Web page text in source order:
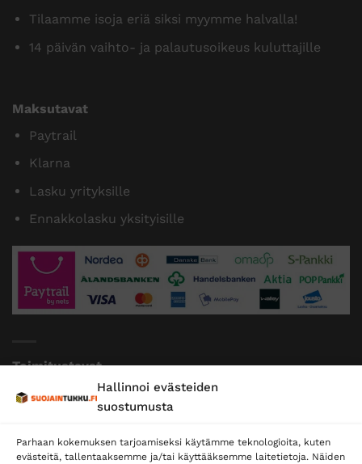
Hallinnoi evästeiden
suostumusta
Parhaan kokemuksen tarjoamiseksi käytämme teknologioita, kuten
evästeitä, tallentaaksemme ja/tai käyttääksemme laitetietoja. Näiden
Tilaamme isoja eriä siksi myymme halvalla!
14 päivän vaihto- ja palautusoikeus kuluttajille
Maksutavat
Paytrail
Klarna
Lasku yrityksille
Ennakkolasku yksityisille
Toimitustavat
Posti
Postnord